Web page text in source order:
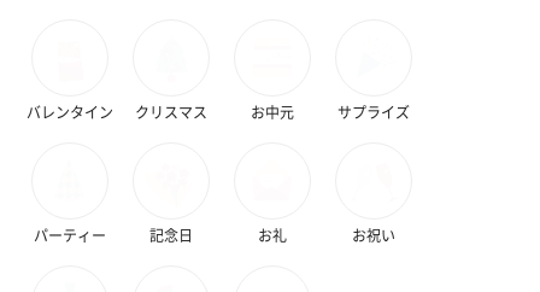
バレンタイン クリスマス お中元 サプライズ
パーティー 記念日 お礼 お祝い